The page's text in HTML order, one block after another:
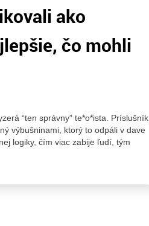
ako
čo mohli
“ten správny” te*o*ista. Príslušník
výbušninami, ktorý to odpáli v dave
logiky, čím viac zabije ľudí, tým